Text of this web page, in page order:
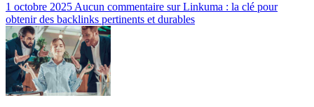
1 octobre 2025 Aucun commentaire sur Linkuma : la clé pour
obtenir des backlinks pertinents et durables